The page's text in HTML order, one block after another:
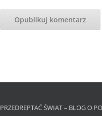
PRZEDREPTAĆ ŚWIAT – BLOG O